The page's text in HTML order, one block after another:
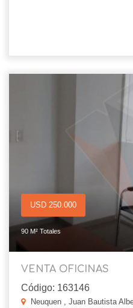
USD 250.000
90 M² Totales
VENTA OFICINAS
Código: 163146
Neuquen , Juan Bautista